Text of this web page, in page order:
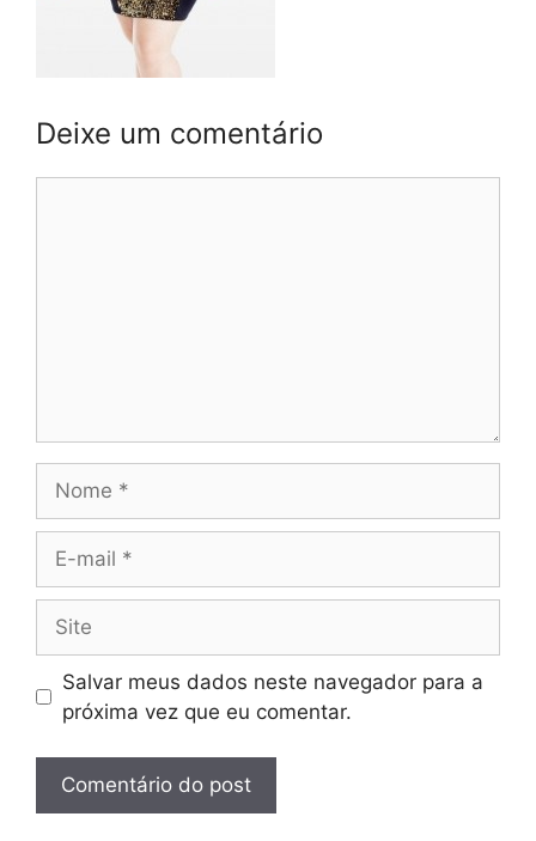
Deixe um comentário
mail
Salvar meus dados neste navegador para a
próxima vez que eu comentar.